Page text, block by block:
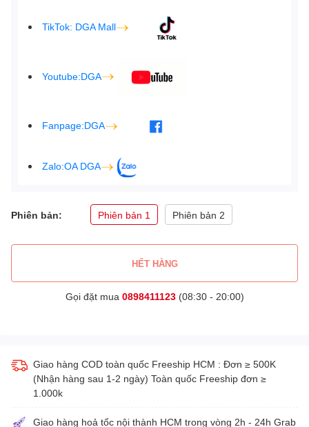
TikTok: DGA Mall
Youtube:DGA
Fanpage:DGA
Zalo:OA DGA
Phiên bản: Phiên bản 1 Phiên bản 2
HẾT HÀNG
Gọi đặt mua 0898411123(08:30 - 20:00)
Giao hàng COD toàn quốc Freeship HCM : Đơn ≥ 500K
(Nhận hàng sau 1-2 ngày) Toàn quốc Freeship đơn ≥
1.000k
Giao hàng hoả tốc nội thành HCM trong vòng 2h - 24h Grab